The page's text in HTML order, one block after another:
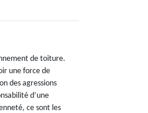
de toiture.
une force de
des agressions
d’une
ce sont les